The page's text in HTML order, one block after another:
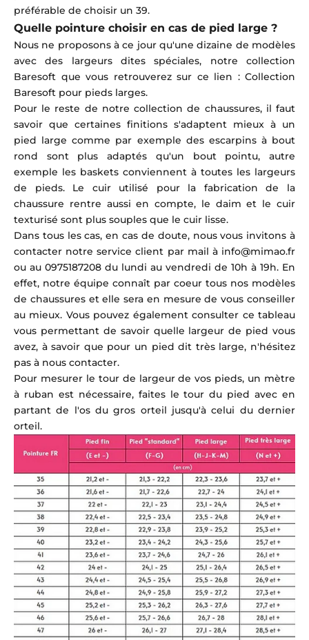
préférable de choisir un 39.
Quelle pointure choisir en cas de pied large ?
Nous ne proposons à ce jour qu'une dizaine de modèles
avec des largeurs dites spéciales, notre collection
Baresoft que vous retrouverez sur ce lien : Collection
Baresoft pour pieds larges.
Pour le reste de notre collection de chaussures, il faut
savoir que certaines finitions s'adaptent mieux à un
pied large comme par exemple des escarpins à bout
rond sont plus adaptés qu'un bout pointu, autre
exemple les baskets conviennent à toutes les largeurs
de pieds. Le cuir utilisé pour la fabrication de la
chaussure rentre aussi en compte, le daim et le cuir
texturisé sont plus souples que le cuir lisse.
Dans tous les cas, en cas de doute, nous vous invitons à
contacter notre service client par mail à info@mimao.fr
ou au 0975187208 du lundi au vendredi de 10h à 19h. En
effet, notre équipe connaît par coeur tous nos modèles
de chaussures et elle sera en mesure de vous conseiller
au mieux. Vous pouvez également consulter ce tableau
vous permettant de savoir quelle largeur de pied vous
avez, à savoir que pour un pied dit très large, n'hésitez
pas à nous contacter.
Pour mesurer le tour de largeur de vos pieds, un mètre
à ruban est nécessaire, faites le tour du pied avec en
partant de l'os du gros orteil jusqu'à celui du dernier
orteil.